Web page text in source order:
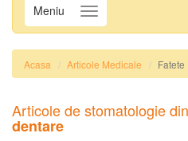
Meniu Navigatie
Acasa Articole Medicale Fatete
Articole de stomatologie
dentare